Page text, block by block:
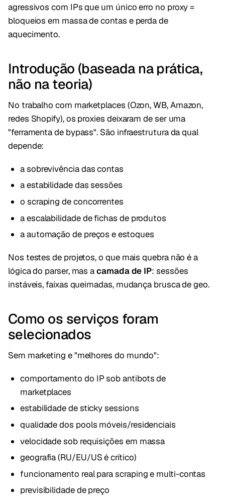
agressivos com IPs que um único erro no proxy =
bloqueios em massa de contas e perda de
aquecimento.
Introdução (baseada na prática,
não na teoria)
No trabalho com marketplaces (Ozon, WB, Amazon,
redes Shopify), os proxies deixaram de ser uma
"ferramenta de bypass". São infraestrutura da qual
depende:
a sobrevivência das contas
a estabilidade das sessões
o scraping de concorrentes
a escalabilidade de fichas de produtos
a automação de preços e estoques
Nos testes de projetos, o que mais quebra não é a
lógica do parser, mas acamada de IP: sessões
instáveis, faixas queimadas, mudança brusca de geo.
Como os serviços foram
selecionados
Sem marketing e "melhores do mundo":
comportamento do IP sob antibots de
marketplaces
estabilidade de sticky sessions
qualidade dos pools móveis/residenciais
velocidade sob requisições em massa
geografia (RU/EU/US é crítico)
funcionamento real para scraping e multi-contas
previsibilidade de preço